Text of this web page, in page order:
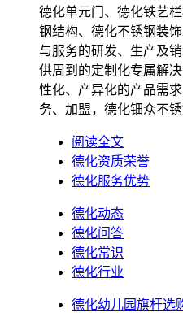
德化单元门、德化铁艺
钢结构、德化不锈钢装
与服务的研发、生产及
供周到的定制化专属解
性化、产异化的产品需
务、加盟，德化钿众不
阅读全文
德化资质荣誉
德化服务优势
德化动态
德化问答
德化常识
德化行业
德化幼儿园旗杆选